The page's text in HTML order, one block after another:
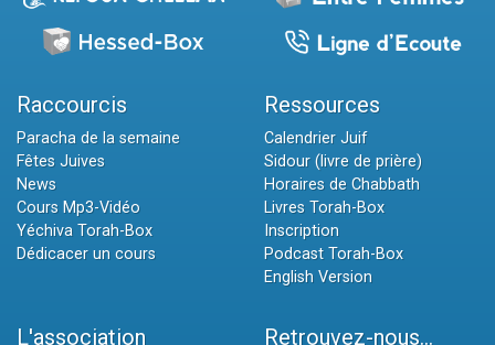
Raccourcis
Paracha de la semaine
Fêtes Juives
News
Cours Mp3-Vidéo
Yéchiva Torah-Box
Dédicacer un cours
Ressources
Calendrier Juif
Sidour (livre de prière)
Horaires de Chabbath
Livres Torah-Box
Inscription
Podcast Torah-Box
English Version
L'association Retrouvez-nous...